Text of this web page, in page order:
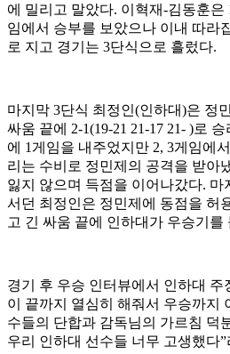
에 밀리고 말았다. 이혁재-김동훈은
임에서 승부를 보았으나 이내 따라
로 지고 경기는 3단식으로 흘렀다.
마지막 3단식 최정인(인하대)은 정
싸움 끝에 2-1(19-21 21-17 21- )로 승
에 1게임을 내주었지만 2, 3게임에
리는 수비로 정민제의 공격을 받아
잃지 않으며 득점을 이어나갔다. 마
서던 최정인은 정민제에 동점을 허
고 긴 싸움 끝에 인하대가 우승기를
경기 후 우승 인터뷰에서 인하대 주
이 끝까지 열심히 해줘서 우승까지
수들의 단합과 감독님의 가르침 덕
우리 인하대 선수들 너무 고생했다”